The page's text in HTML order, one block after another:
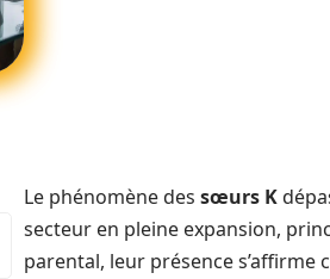
Le phénomène des sœurs K
secteur en pleine expansion,
parental, leur présence